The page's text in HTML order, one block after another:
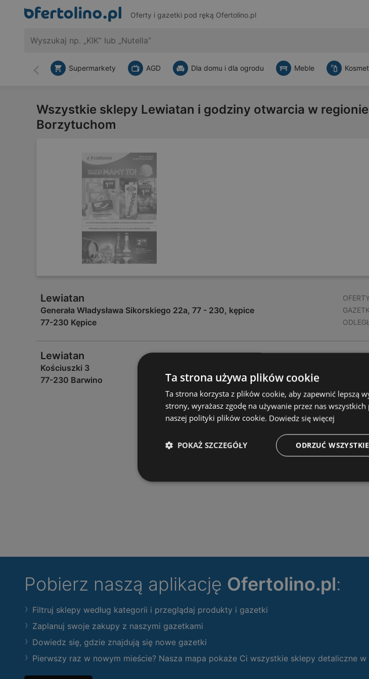
Oferty i gazetki pod ręką Ofertolino.pl
Wstecz
Supermarkety AGD Dla domu i dla ogrodu Meble
Wszystkie sklepy Lewiatan i godziny otwarcia w regionie
Borzytuchom
Lewiatan
Generała Władysława Sikorskiego 22a, 77 - 230, kępice
77-230 Kępice
Lewiatan
Kościuszki 3
77-230 Barwino
Pobierz naszą aplikację Ofertolino.pl:
Filtruj sklepy według kategorii i przeglądaj produkty i gazetki
Zaplanuj swoje zakupy z naszymi gazetkami
Dowiedz się, gdzie znajdują się nowe gazetki
Pierwszy raz w nowym mieście? Nasza mapa pokaże Ci wszystkie sklepy detaliczne w
Ta strona używa plików cookie
Ta strona korzysta z plików cookie, aby zapewnić lepszą
strony, wyrażasz zgodę na używanie przez nas
naszej polityki plików cookie. Dowiedz się więcej
ODRZUĆ WSZYSTKIE
POKAŻ SZCZEGÓŁY